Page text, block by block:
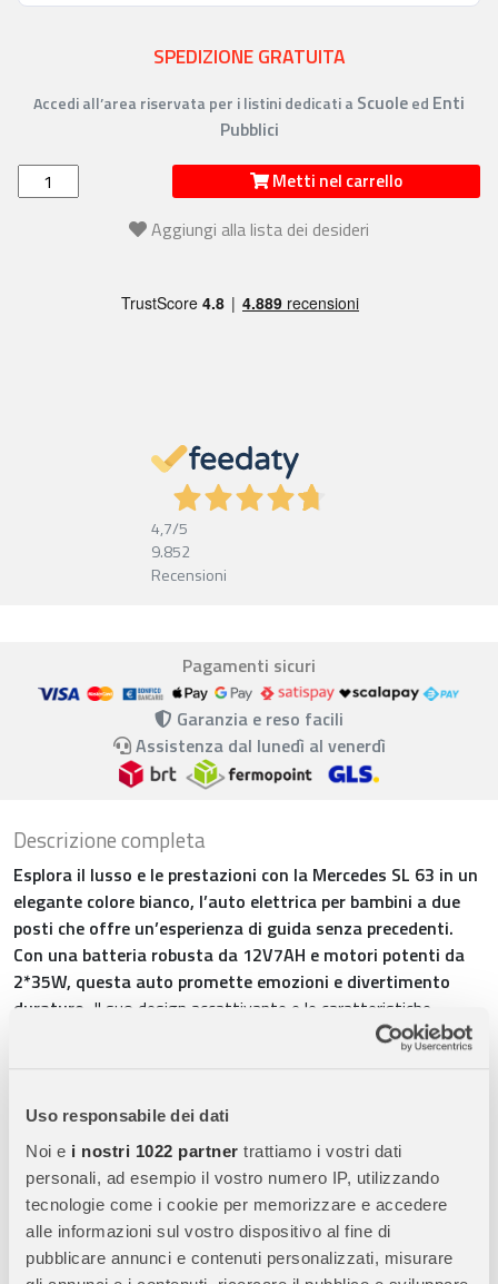
Uso responsabile dei dati
Noi e i nostri 1022 partner trattiamo i vostri dati
personali, ad esempio il vostro numero IP, utilizzando
tecnologie come i cookie per memorizzare e accedere
alle informazioni sul vostro dispositivo al fine di
pubblicare annunci e contenuti personalizzati, misurare
SPEDIZIONE GRATUITA
Accedi all’area riservata per i listini dedicati a Scuoleed Enti
Pubblici
Metti nel carrello
Aggiungi alla lista dei desideri
4,7/5
9.852
Recensioni
Pagamenti sicuri
Garanzia e reso facili
Assistenza dal lunedì al venerdì
Descrizione completa
Esplora il lusso e le prestazioni con la Mercedes SL 63 in un
elegante colore bianco, l’auto elettrica per bambini a due
posti che offre un’esperienza di guida senza precedenti.
Con una batteria robusta da 12V7AH e motori potenti da
2*35W, questa auto promette emozioni e divertimento
duraturo. Il suo design accattivante e le caratteristiche
tecniche avanzate la rendono la scelta ideale per i giovani piloti
• Potente doppio motore da 12V 35W per una guida
potente e fluida. • Robusta batteria da 12V 7Ah •
Confortevole sedile in pelle • Telecomando per genitori 2.4G
con a tre modalità (per controllare le luci) • Display
elettronico • Connessione MP3, USB, SD CARD per godersi
la musica preferita durante il viaggio. • Connessione
Bluetooth disponibile per smartphone • Luci a LED per una